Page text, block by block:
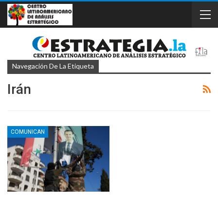
Navegación De La Etiqueta
Irán
COMUNICAN